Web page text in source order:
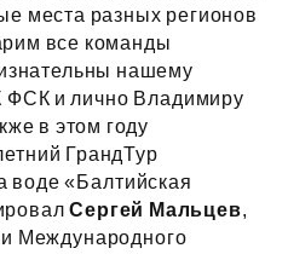
места разных регионов
все команды
нашему
ФСК и лично Владимиру
в этом году
ГрандТур
воде «Балтийская
Сергей Мальцев,
и Международного